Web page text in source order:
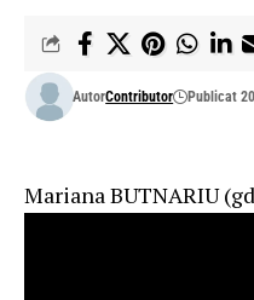
AutorContributor Publicat
Mariana BUTNARIU